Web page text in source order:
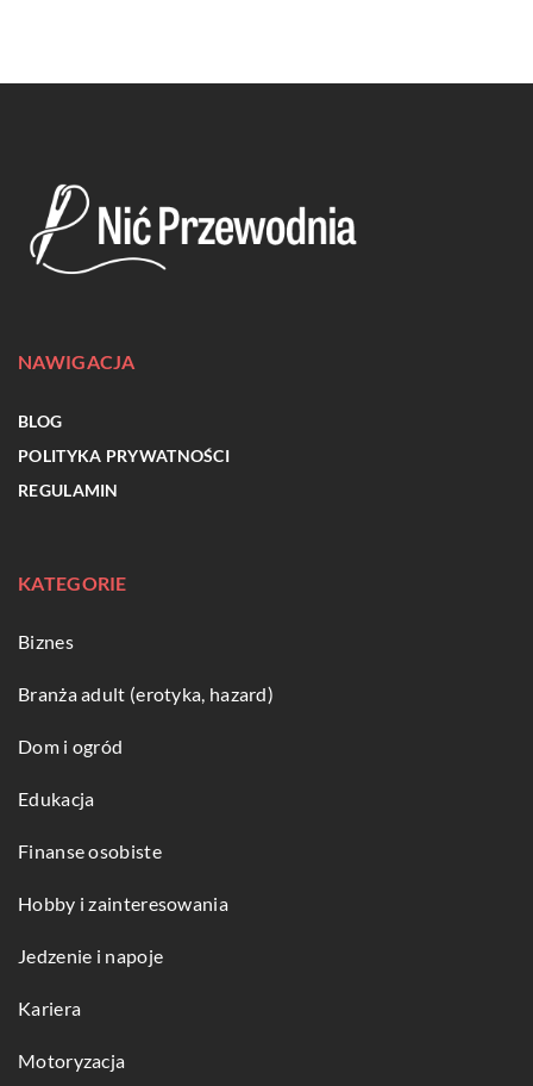
NAWIGACJA
BLOG
POLITYKA PRYWATNOŚCI
REGULAMIN
KATEGORIE
Biznes
Branża adult (erotyka, hazard)
Dom i ogród
Edukacja
Finanse osobiste
Hobby i zainteresowania
Jedzenie i napoje
Kariera
Motoryzacja